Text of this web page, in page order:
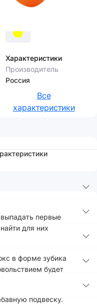
Характеристики
Производитель
Россия
Все
характеристики
первые
для них
в форме зубика
будет
подвеску.